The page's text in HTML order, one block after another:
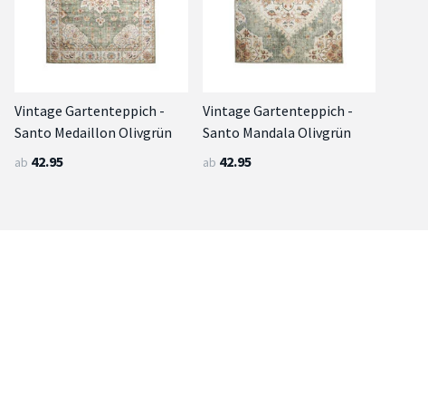
Vintage Gartenteppich -
Santo Medaillon Olivgrün
ab 42.95
Vintage Gartenteppich -
Santo Mandala Olivgrün
ab 42.95